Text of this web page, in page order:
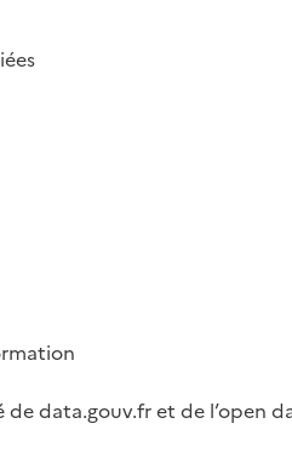
de data.gouv.fr et de l’open